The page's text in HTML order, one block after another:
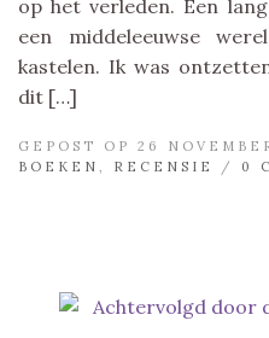
op het verleden. Een
een middeleeuwse
kastelen. Ik was
dit […]
GEPOST OP 26
BOEKEN
RECENSIE / 0